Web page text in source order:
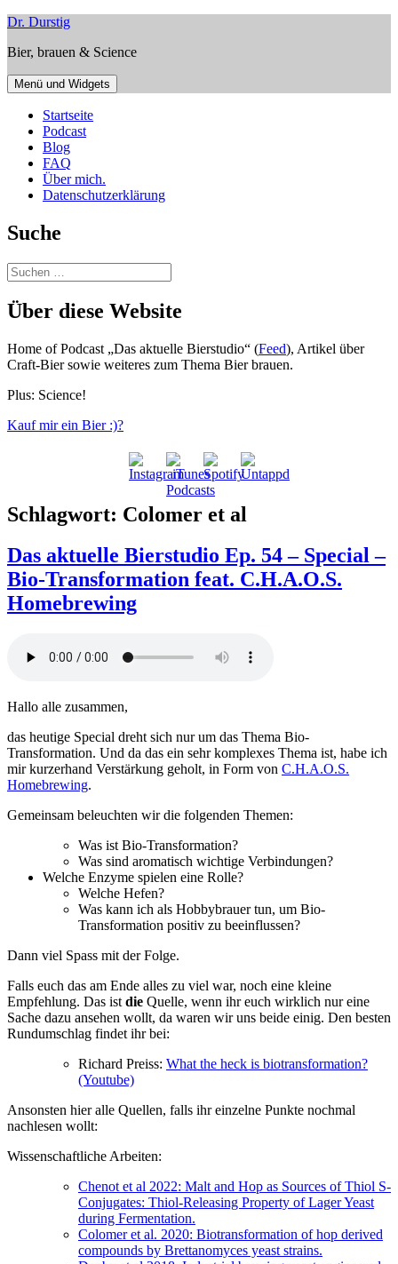
Zum
springen
Dr. Durstig
Bier, brauen & Science
Menü und Widgets
Startseite
Podcast
Blog
FAQ
Über mich.
Datenschutzerklärung
Suche
Suchen
nach:
Über diese Website
Home of Podcast „Das aktuelle Bierstudio“ (Feed), Artikel über
Craft-Bier sowie weiteres zum Thema Bier brauen.
Plus: Science!
Kauf mir ein Bier :)?
Schlagwort: Colomer et al
Das aktuelle Bierstudio Ep. 54 – Special –
Bio-Transformation feat. C.H.A.O.S.
Homebrewing
Hallo alle zusammen,
das heutige Special dreht sich nur um das Thema Bio-
Transformation. Und da das ein sehr komplexes Thema ist, habe ich
mir kurzerhand Verstärkung geholt, in Form von C.H.A.O.S.
Homebrewing.
Gemeinsam beleuchten wir die folgenden Themen:
Was ist Bio-Transformation?
Was sind aromatisch wichtige Verbindungen?
Welche Enzyme spielen eine Rolle?
Welche Hefen?
Was kann ich als Hobbybrauer tun, um Bio-
Transformation positiv zu beeinflussen?
Dann viel Spass mit der Folge.
Falls euch das am Ende alles zu viel war, noch eine kleine
Empfehlung. Das ist die Quelle, wenn ihr euch wirklich nur eine
Sache dazu ansehen wollt, da waren wir uns beide einig. Den besten
Rundumschlag findet ihr bei:
Richard Preiss: What the heck is biotransformation?
(Youtube)
Ansonsten hier alle Quellen, falls ihr einzelne Punkte nochmal
nachlesen wollt:
Wissenschaftliche Arbeiten:
Chenot et al 2022: Malt and Hop as Sources of Thiol S-
Conjugates: Thiol-Releasing Property of Lager Yeast
during Fermentation.
Colomer et al. 2020: Biotransformation of hop derived
compounds by Brettanomyces yeast strains.